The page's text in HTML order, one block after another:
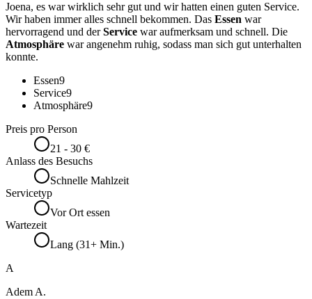
Joena, es war wirklich sehr gut und wir hatten einen guten Service.
Wir haben immer alles schnell bekommen. Das Essen war
hervorragend und derService war aufmerksam und schnell. Die
Atmosphäre war angenehm ruhig, sodass man sich gut unterhalten
konnte.
Essen9
Service9
Atmosphäre9
Preis pro Person
21 - 30 €
Anlass des Besuchs
Schnelle Mahlzeit
Servicetyp
Vor Ort essen
Wartezeit
Lang (31+ Min.)
A
Adem A.